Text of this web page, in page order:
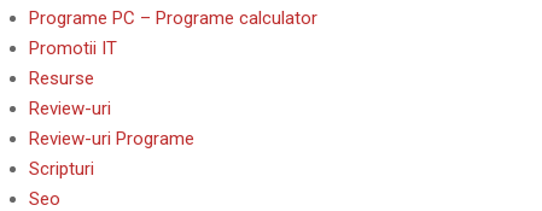
Programe PC – Programe calculator
Promotii IT
Resurse
Review-uri
Review-uri Programe
Scripturi
Seo